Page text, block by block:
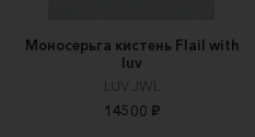
Моносерьга кистень Flail with
luv
LUV JWL
14500 ₽